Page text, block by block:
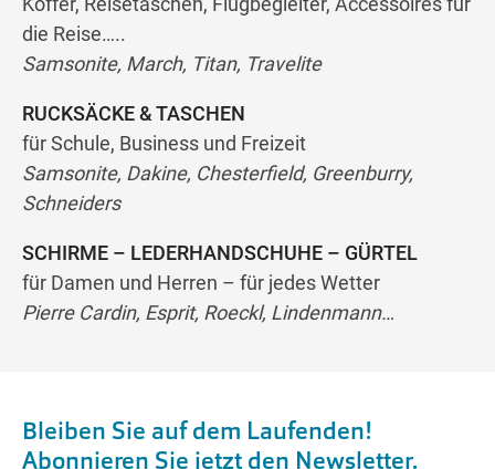
die Reise…..
Samsonite, March, Titan, Travelite
RUCKSÄCKE & TASCHEN
für Schule, Business und Freizeit
Samsonite, Dakine, Chesterfield, Greenburry,
Schneiders
SCHIRME – LEDERHANDSCHUHE – GÜRTEL
für Damen und Herren – für jedes Wetter
Pierre Cardin, Esprit, Roeckl, Lindenmann…